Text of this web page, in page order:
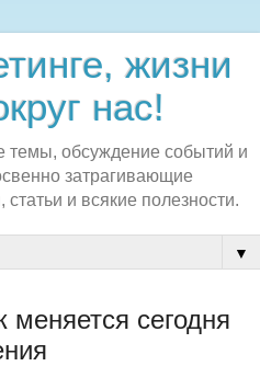
жизни
нас!
темы, обсуждение событий и
затрагивающие
статьи и всякие полезности.
▼
сегодня